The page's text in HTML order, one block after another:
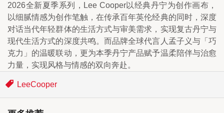
2026全新夏季系列，Lee Cooper以经典丹宁为创作画布，
以细腻情感为创作笔触，在传承百年英伦经典的同时，深度
对话当代年轻群体的生活方式与审美需求，实现复古丹宁与
现代生活方式的深度共鸣。而品牌全球代言人孟子义与「巧
克力」的温暖联动，更为本季丹宁产品赋予温柔陪伴与治愈
力量，实现风格与情感的双向奔赴。
LeeCooper